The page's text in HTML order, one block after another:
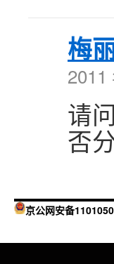
梅
2011
请
否
京公网安备